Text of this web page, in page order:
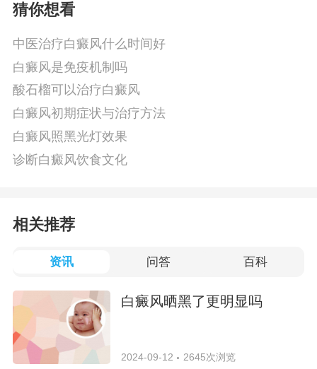
猜你想看
中医治疗白癜风什么时间好
白癜风是免疫机制吗
酸石榴可以治疗白癜风
白癜风初期症状与治疗方法
白癜风照黑光灯效果
诊断白癜风饮食文化
相关推荐
资讯 问答 百科
白癜风晒黑了更明显吗
2024-09-12 2645次浏览